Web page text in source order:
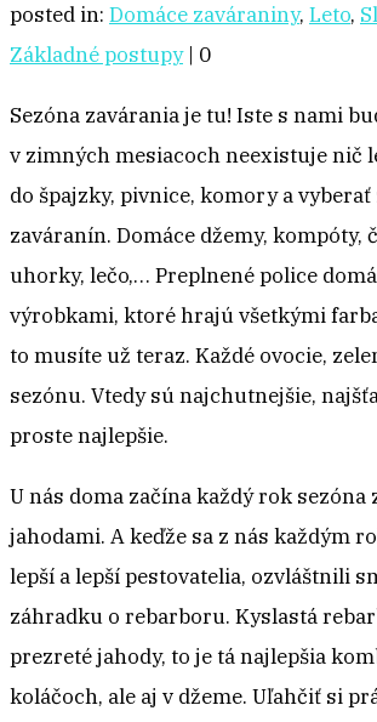
posted in: Domáce zaváraniny, Leto,
Základné postupy | 0
Sezóna zavárania je tu! Iste s nami
v zimných mesiacoch neexistuje nič
do špajzky, pivnice, komory a
zaváranín. Domáce džemy, kompóty,
uhorky, lečo,… Preplnené police
výrobkami, ktoré hrajú všetkými
to musíte už teraz. Každé ovocie,
sezónu. Vtedy sú najchutnejšie,
proste najlepšie.
U nás doma začína každý rok sezóna
jahodami. A keďže sa z nás každým
lepší a lepší pestovatelia, ozvláštnili
záhradku o rebarboru. Kyslastá
prezreté jahody, to je tá najlepšia
koláčoch, ale aj v džeme. Uľahčiť si